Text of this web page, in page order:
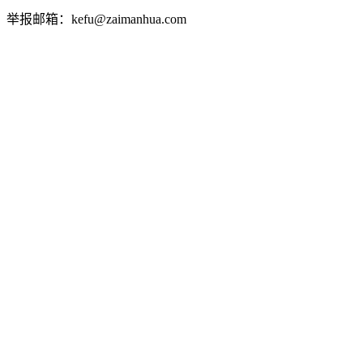
举报邮箱：kefu@zaimanhua.com